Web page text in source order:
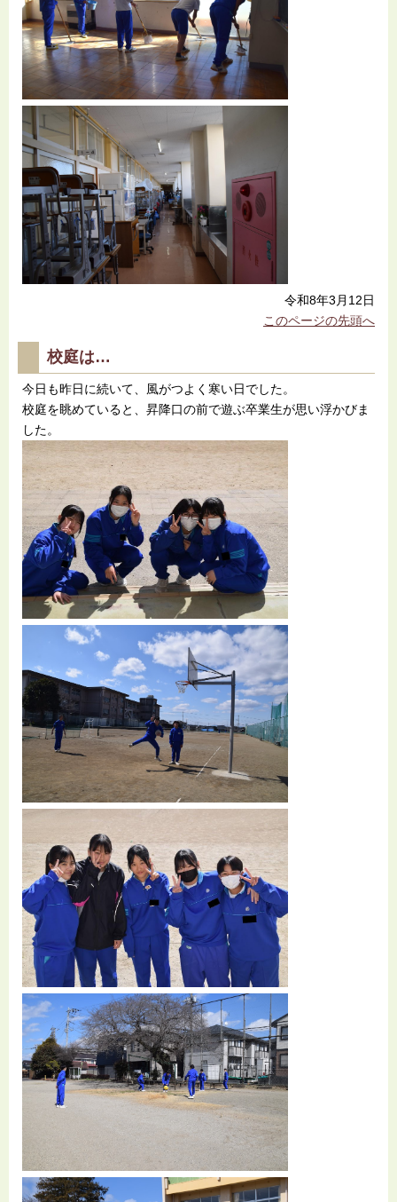
令和8年3月12日
このページの先頭へ
校庭は…
今日も昨日に続いて、風がつよく寒い日でした。
校庭を眺めていると、昇降口の前で遊ぶ卒業生が思い浮かびま
した。